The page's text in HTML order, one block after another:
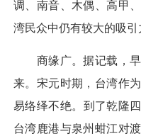
调、南音、木偶、高甲
湾民众中仍有较大的吸引
商缘广。据记载，早
来。宋元时期，台湾作
易络绎不绝。到了乾隆
台湾鹿港与泉州蚶江对